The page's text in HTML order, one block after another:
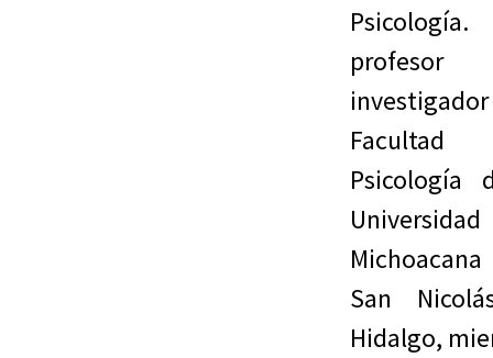
profesor
Psicología
Universidad
San
Hidalgo,